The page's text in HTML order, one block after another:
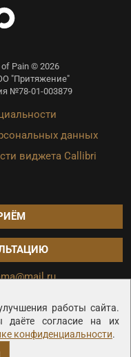
работы сайта.
согласие на их
конфиденциальности.
Pain © 2026
"Притяжение"
№78-01-003879
данных
виджета Callibri